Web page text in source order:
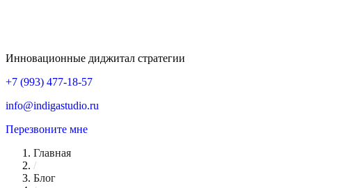
Инновационные диджитал стратегии
+7 (993) 477-18-57
info@indigastudio.ru
Перезвоните мне
Главная
/
Блог